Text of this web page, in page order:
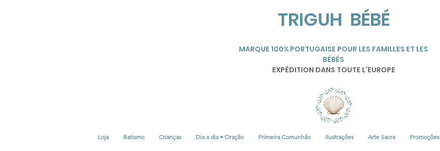
TRIGUH BÉBÉ
MARQUE 100% PORTUGAISE POUR LES FAMILLES ET LES
BÉBÉS
EXPÉDITION DANS TOUTE L'EUROPE
Loja Batismo Crianças Dia a dia • Oração Primeira Comunhão Ilustrações Arte Sacra Promoções